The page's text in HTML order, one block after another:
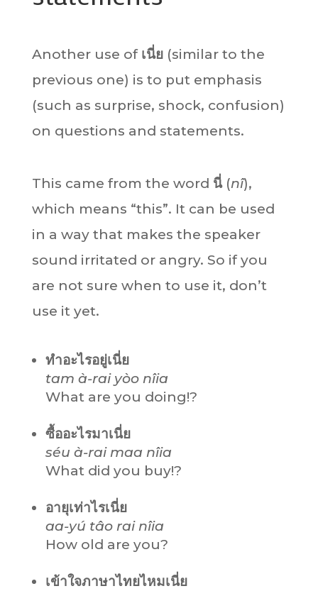
Another use of เนี่ย(similar to the
previous one) is to put emphasis
(such as surprise, shock, confusion)
on questions and statements.
This came from the word นี่(nî),
which means “this”. It can be used
in a way that makes the speaker
sound irritated or angry. So if you
are not sure when to use it, don’t
use it yet.
ทำอะไรอยู่เนี่ย
tam à-rai yòo nîia
What are you doing!?
ซื้ออะไรมาเนี่ย
séu à-rai maa nîia
What did you buy!?
อายุเท่าไรเนี่ย
aa-yú tâo rai nîia
How old are you?
เข้าใจภาษาไทยไหมเนี่ย